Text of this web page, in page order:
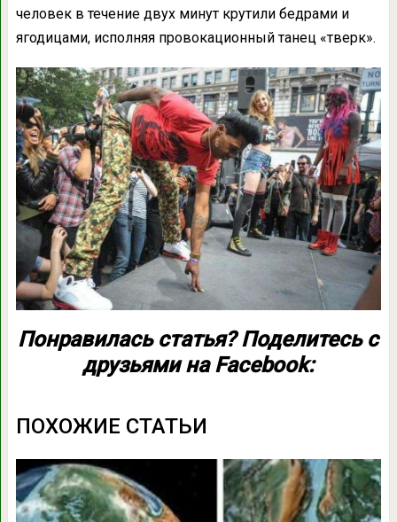
человек в течение двух минут крутили бедрами и
ягодицами, исполняя провокационный танец «тверк».
Понравилась статья? Поделитесь с
друзьями на Facebook:
ПОХОЖИЕ СТАТЬИ